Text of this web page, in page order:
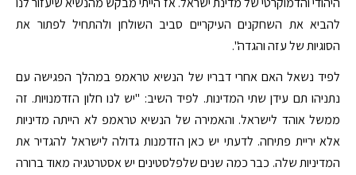
להביא את השחקנים העיקריים סביב השולחן ולהתחיל לפתור את
הסוגיות של עזה והגדה".
לפיד נשאל האם אחרי דבריו של הנשיא טראמפ במהלך הפגישה עם
נתניהו תם עידן שתי המדינות. לפיד השיב: "יש לנו חלון הזדמנויות. זה
ממשל אוהד לישראל. והאמירה של הנשיא טראמפ לא הייתה מדיניות
אלא יריית פתיחה. לדעתי יש כאן הזדמנות גדולה לישראל להגדיר את
המדיניות שלה. כבר כמה שנים שלפלסטינים יש אסטרטגיה מאוד ברורה